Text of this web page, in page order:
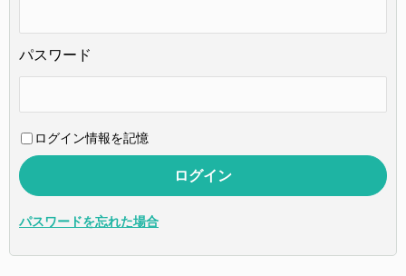
パスワード
ログイン情報を記憶
パスワードを忘れた場合